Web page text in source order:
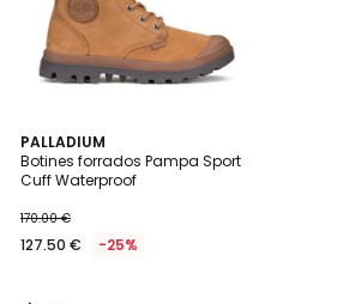
PALLADIUM
Botines forrados Pampa Sport
Cuff Waterproof
170.00 €
127.50 € -25%
4,7
/ 5